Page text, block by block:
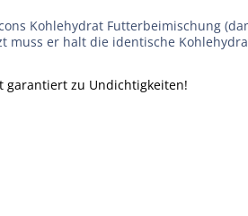
Kohlehydrat Futterbeimischung
muss er halt die identische
garantiert zu Undichtigkeiten!